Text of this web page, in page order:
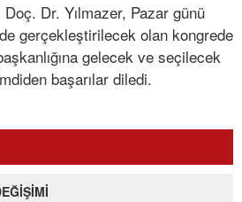
Dr. Yılmazer, Pazar günü
gerçekleştirilecek olan kongrede
gelecek ve seçilecek
başarılar diledi.